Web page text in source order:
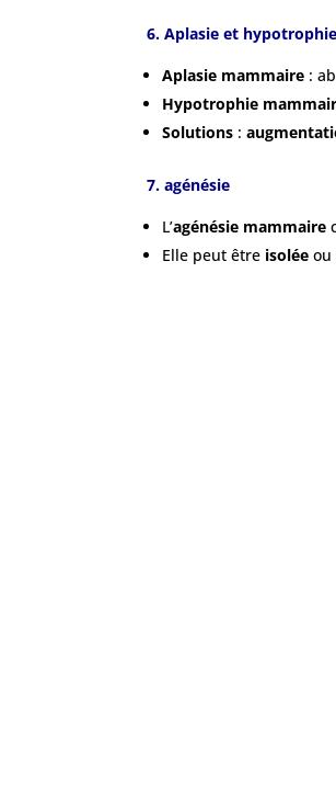
6. Aplasie et
Aplasie mammaire :
Hypotrophie
Solutions :
7. agénésie
L’agénésie mammaire
Elle peut être isolée ou